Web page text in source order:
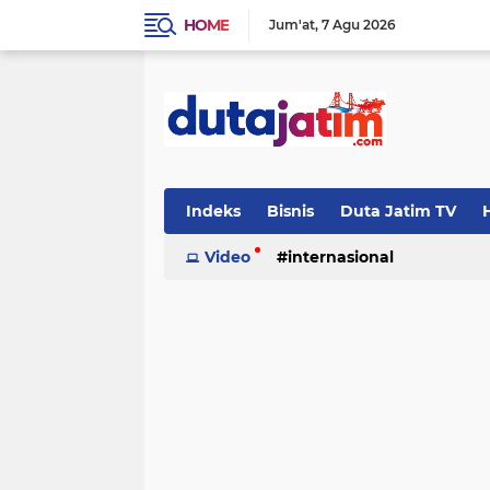
HOME Jum'at 7 Agu 2026
Indeks Bisnis Duta Jatim TV
Video internasional